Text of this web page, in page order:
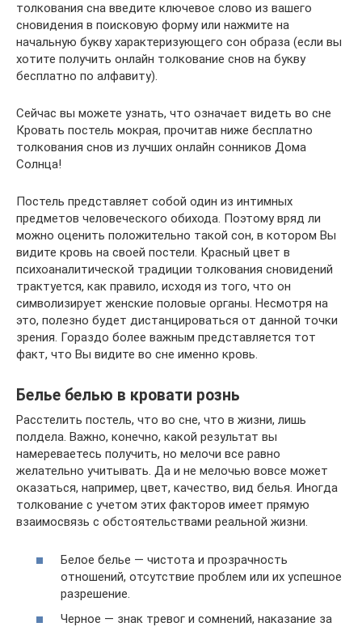
толкования сна введите ключевое слово из вашего
сновидения в поисковую форму или нажмите на
начальную букву характеризующего сон образа (если вы
хотите получить онлайн толкование снов на букву
бесплатно по алфавиту).
Сейчас вы можете узнать, что означает видеть во сне
Кровать постель мокрая, прочитав ниже бесплатно
толкования снов из лучших онлайн сонников Дома
Солнца!
Постель представляет собой один из интимных
предметов человеческого обихода. Поэтому вряд ли
можно оценить положительно такой сон, в котором Вы
видите кровь на своей постели. Красный цвет в
психоаналитической традиции толкования сновидений
трактуется, как правило, исходя из того, что он
символизирует женские половые органы. Несмотря на
это, полезно будет дистанцироваться от данной точки
зрения. Гораздо более важным представляется тот
факт, что Вы видите во сне именно кровь.
Белье белью в кровати рознь
Расстелить постель, что во сне, что в жизни, лишь
полдела. Важно, конечно, какой результат вы
намереваетесь получить, но мелочи все равно
желательно учитывать. Да и не мелочью вовсе может
оказаться, например, цвет, качество, вид белья. Иногда
толкование с учетом этих факторов имеет прямую
взаимосвязь с обстоятельствами реальной жизни.
Белое белье — чистота и прозрачность
отношений, отсутствие проблем или их успешное
разрешение.
Черное — знак тревог и сомнений, наказание за